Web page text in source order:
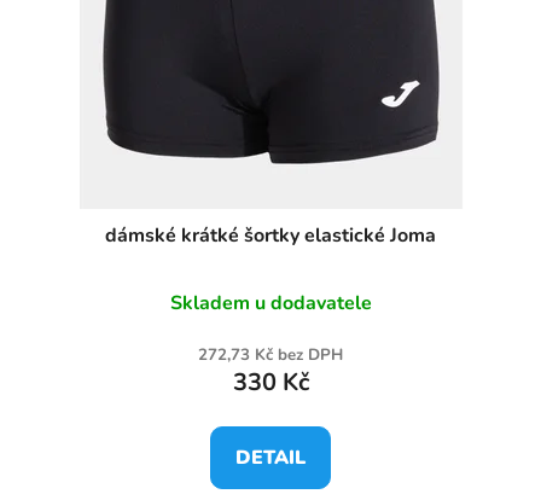
dámské krátké šortky elastické Joma
Skladem u dodavatele
272,73 Kč bez DPH
330 Kč
DETAIL